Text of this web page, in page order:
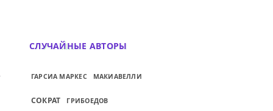
ДЕ ЮРЕ, ДЕ ФАКТО, ДЕ БИЛО...
СЛУЧАЙНЫЕ АВТОРЫ
ГАРСИА МАРКЕС МАКИАВЕЛЛИ
СОКРАТ ГРИБОЕДОВ